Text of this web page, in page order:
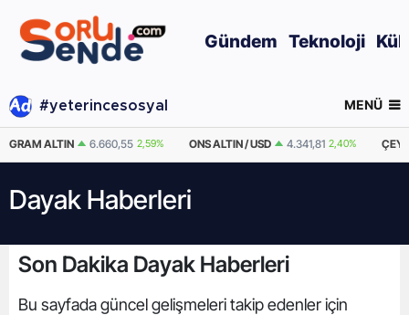
Gündem Teknoloji
#yeterincesosyal MENÜ
GRAM ALTIN 6.660,55 2,59% ONS ALTIN / USD 4.341,81 2,40%
Dayak Haberleri
Son Dakika Dayak Haberleri
Bu sayfada güncel gelişmeleri takip edenler için